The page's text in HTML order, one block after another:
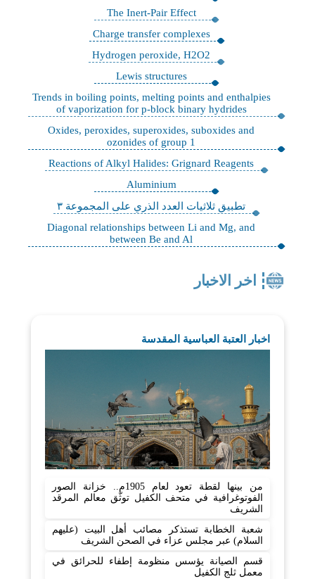
The Inert-Pair Effect
Charge transfer complexes
Hydrogen peroxide, H2O2
Lewis structures
Trends in boiling points, melting points and enthalpies
of vaporization for p-block binary hydrides
Oxides, peroxides, superoxides, suboxides and
ozonides of group 1
Reactions of Alkyl Halides: Grignard Reagents
Aluminium
تطبيق ثلاثيات العدد الذري على المجموعة ٣
Diagonal relationships between Li and Mg, and
between Be and Al
اخر الاخبار
اخبار العتبة العباسية المقدسة
من بينها لقطة تعود لعام 1905م.. خزانة الصور
الفوتوغرافية في متحف الكفيل توثّق معالم المرقد
الشريف
شعبة الخطابة تستذكر مصائب أهل البيت (عليهم
السلام) عبر مجلس عزاء في الصحن الشريف
قسم الصيانة يؤسس منظومة إطفاء للحرائق في
معمل ثلج الكفيل